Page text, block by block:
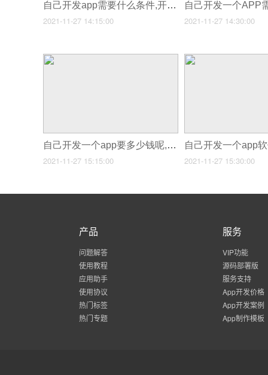
自己开发app需要什么条件,开发app需要具备什么条件
2021-11-27 14:15:00 2021-11-27 14:30:00
自己开发一个app要多少钱呢,开发一款app软件需要多少钱
2021-11-27 15:15:00 2021-11-27 15:30:00
产品
问题解答
使用教程
应用助手
使用协议
热门标签
热门专题
服务
VIP功能
源码部署版
服务支持
App开发价格
App开发案例
App制作模板